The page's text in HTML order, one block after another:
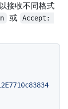
接收不同格式
或
Accept: